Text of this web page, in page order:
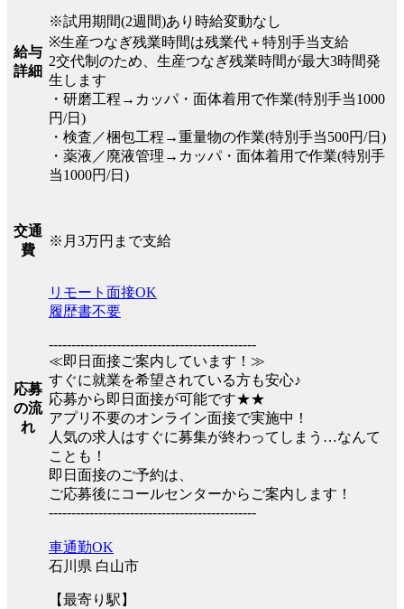
給与
詳細
※試用期間(2週間)あり時給変動なし
※生産つなぎ残業時間は残業代＋特別手当支給
2交代制のため、生産つなぎ残業時間が最大3時間発
生します
・研磨工程→カッパ・面体着用で作業(特別手当1000
円/日)
・検査／梱包工程→重量物の作業(特別手当500円/日)
・薬液／廃液管理→カッパ・面体着用で作業(特別手
当1000円/日)
交通
費
※月3万円まで支給
応募
の流
れ
リモート面接OK
履歴書不要
----------------------------------------------
≪即日面接ご案内しています！≫
すぐに就業を希望されている方も安心♪
応募から即日面接が可能です★★
アプリ不要のオンライン面接で実施中！
人気の求人はすぐに募集が終わってしまう…なんて
ことも！
即日面接のご予約は、
ご応募後にコールセンターからご案内します！
----------------------------------------------
車通勤OK
石川県 白山市
【最寄り駅】